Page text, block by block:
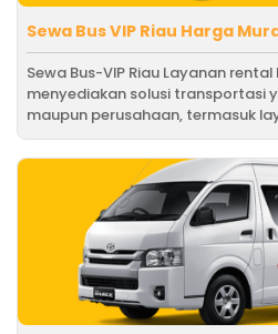
Sewa Bus VIP Riau Harga
Sewa Bus-VIP Riau Layanan rental
menyediakan solusi transportasi
maupun perusahaan, termasuk